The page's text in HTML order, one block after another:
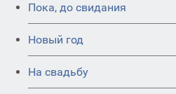
Пока, до свидания
Новый год
На свадьбу